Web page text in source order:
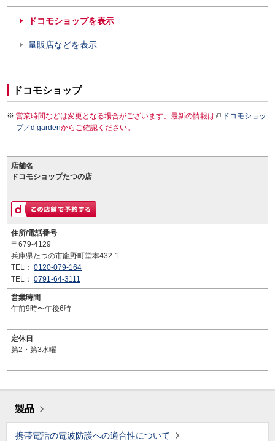
ドコモショップを表示
量販店などを表示
ドコモショップ
営業時間などは変更となる場合がございます。最新の情報は
ドコモショッ
プ／d gardenからご確認ください。
店舗名
ドコモショップたつの店
住所/電話番号
〒679-4129
兵庫県たつの市龍野町堂本432-1
TEL： 0120-079-164
TEL： 0791-64-3111
営業時間
午前9時〜午後6時
定休日
第2・第3水曜
製品
携帯電話の電波防護への適合性について